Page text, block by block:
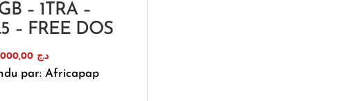
– 1TRA –
– FREE DOS
د.ج
par: Africapap